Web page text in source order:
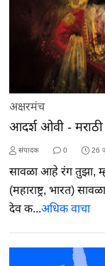
अक्षरमंच
आदर्श ओवी -
संपादक 0 26
सावळा आहे रंग तुझा,
(महाराष्ट्र, भारत)
देव क...अधिक वाचा